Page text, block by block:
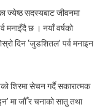
सहित
मधेस
प्रदेशमा
पर्व
मनाइँदै
ज्येष्ठ सदस्यबाट जीवनमा
मनाइँदै छ । नयाँ वर्षको
दिन ‘जुडशितल’ पर्व मनाइन
शिरमा सेचन गर्दै सकारात्मक
मा जौँ र चनाको सातु तथा